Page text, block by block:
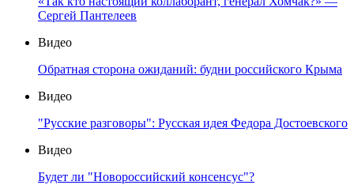
Сергей Пантелеев
Видео
Обратная сторона ожиданий: будни российского Крыма
Видео
"Русские разговоры": Русская идея Федора Достоевского
Видео
Будет ли "Новороссийский консенсус"?